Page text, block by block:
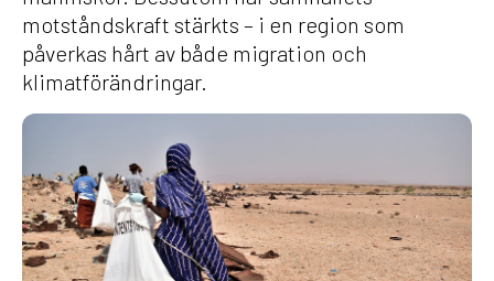
motståndskraft stärkts – i en region som
påverkas hårt av både migration och
klimatförändringar.